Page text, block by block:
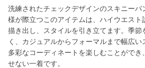
洗練されたチェックデザインのスキニーパ
様が際立つこのアイテムは、ハイウエスト
描き出し、スタイルを引き立てます。季節
く、カジュアルからフォーマルまで幅広い
多彩なコーディネートを楽しむことがで
せない一着です。